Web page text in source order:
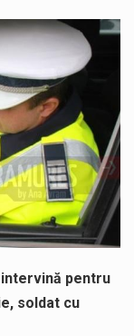
Fostul deputat si primar Cătălin Cherecheș a fost invitat la Horia Nasra Show unde a sustinut o dezbatere pe teme…
Pompierii militari si un echipaj SMURD au intervenit in aceasta dimineata la degajarea unei persoane care a fost găsită spânzurată…
Proiectul pentru reconstrucția definitivă a podului peste râul Săsar din Baia Mare avansează într-o nouă etapă concretă. După asigurarea finanțării…
pentru
soldat cu